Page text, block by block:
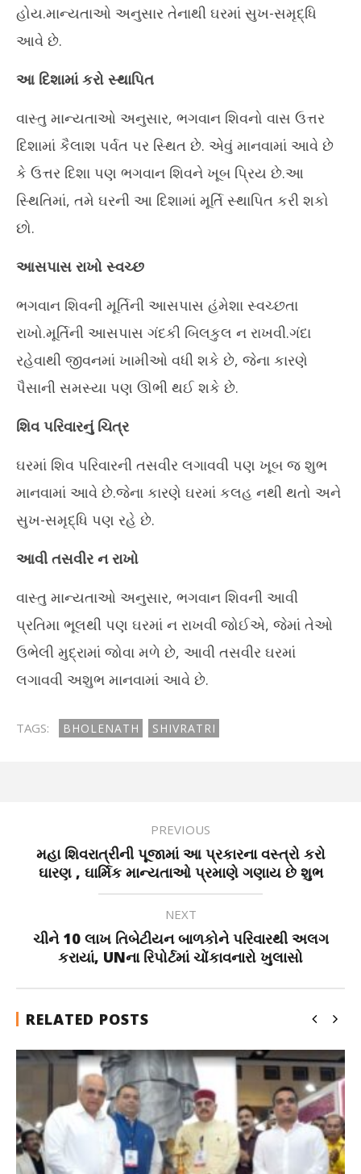
હોય.માન્યતાઓ અનુસાર તેનાથી ઘરમાં સુખ-સમૃદ્ધિ
આવે છે.
આ દિશામાં કરો સ્થાપિત
વાસ્તુ માન્યતાઓ અનુસાર, ભગવાન શિવનો વાસ ઉત્તર
દિશામાં કૈલાશ પર્વત પર સ્થિત છે. એવું માનવામાં આવે છે
કે ઉત્તર દિશા પણ ભગવાન શિવને ખૂબ પ્રિય છે.આ
સ્થિતિમાં, તમે ઘરની આ દિશામાં મૂર્તિ સ્થાપિત કરી શકો
છો.
આસપાસ રાખો સ્વચ્છ
ભગવાન શિવની મૂર્તિની આસપાસ હંમેશા સ્વચ્છતા
રાખો.મૂર્તિની આસપાસ ગંદકી બિલકુલ ન રાખવી.ગંદા
રહેવાથી જીવનમાં ખામીઓ વધી શકે છે, જેના કારણે
પૈસાની સમસ્યા પણ ઊભી થઈ શકે છે.
શિવ પરિવારનું ચિત્ર
ઘરમાં શિવ પરિવારની તસવીર લગાવવી પણ ખૂબ જ શુભ
માનવામાં આવે છે.જેના કારણે ઘરમાં કલહ નથી થતો અને
સુખ-સમૃદ્ધિ પણ રહે છે.
આવી તસવીર ન રાખો
વાસ્તુ માન્યતાઓ અનુસાર, ભગવાન શિવની આવી
પ્રતિમા ભૂલથી પણ ઘરમાં ન રાખવી જોઈએ, જેમાં તેઓ
ઉભેલી મુદ્રામાં જોવા મળે છે, આવી તસવીર ઘરમાં
લગાવવી અશુભ માનવામાં આવે છે.
TAGS: BHOLENATH SHIVRATRI
PREVIOUS
મહા શિવરાત્રીની પૂજામાં આ પ્રકારના વસ્ત્રો કરો
ઘારણ , ઘાર્મિક માન્યતાઓ પ્રમાણે ગણાય છે શુભ
NEXT
ચીને 10 લાખ તિબેટીયન બાળકોને પરિવારથી અલગ
કરાયાં, UNના રિપોર્ટમાં ચોંકાવનારો ખુલાસો
RELATED POSTS